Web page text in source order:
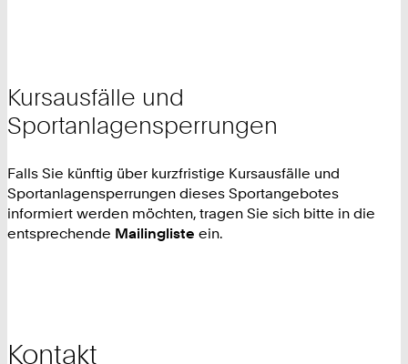
Kursausfälle und
Sportanlagensperrungen
Falls Sie künftig über kurzfristige Kursausfälle und
Sportanlagensperrungen dieses Sportangebotes
informiert werden möchten, tragen Sie sich bitte in die
entsprechende Mailingliste ein.
Kontakt